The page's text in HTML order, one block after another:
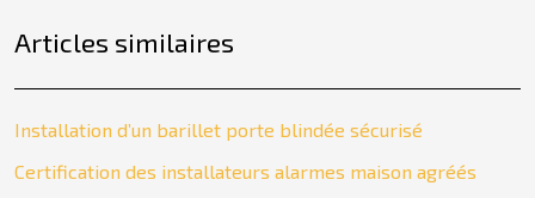
Articles similaires
Installation d’un barillet porte blindée sécurisé
Certification des installateurs alarmes maison agréés